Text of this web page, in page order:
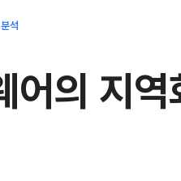
석
어의 지